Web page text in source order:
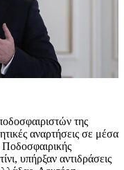
της
αναρτήσεις σε μέσα
Ποδοσφαιρικής
υπήρξαν αντιδράσεις